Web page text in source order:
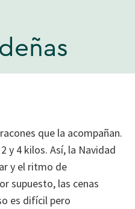
que la acompañan.
y 4 kilos. Así, la Navidad
y el ritmo de
supuesto, las cenas
es difícil pero